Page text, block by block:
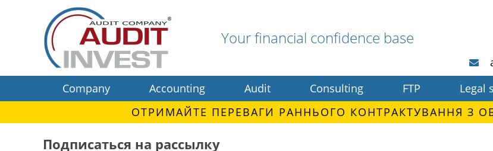
Your financial confidence base
Company
Accounting Audit Consulting FTP Legal
ОТРИМАЙТЕ ПЕРЕВАГИ РАННЬОГО КОНТРАКТУВАННЯ З
Подписаться на рассылку